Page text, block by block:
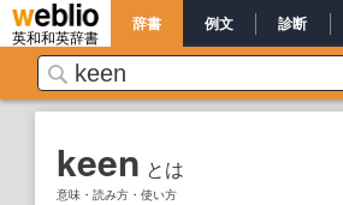
英和和英辞書
辞書 例文 診断
keen とは
意味・読み方・使い方